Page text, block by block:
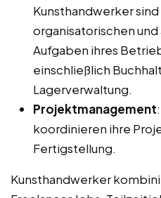
Kunsthandwerker
organisatorischen
Aufgaben ihres
einschließlich
Lagerverwaltung.
Projektmanagement
koordinieren ihre
Fertigstellung.
Kunsthandwerker